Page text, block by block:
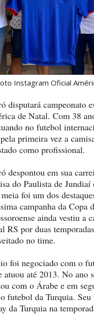
Oficial
disputará campeonato
de Natal. Com 38
no futebol
primeira vez a
como profissional.
despontou em sua
do Paulista de Jundiaí
foi um dos
campanha da Copa
ainda vestiu a
RS por duas
no time.
foi negociado com o
atuou até 2013. No ano
com o Árabe e em
futebol da Turquia.
da Turquia na